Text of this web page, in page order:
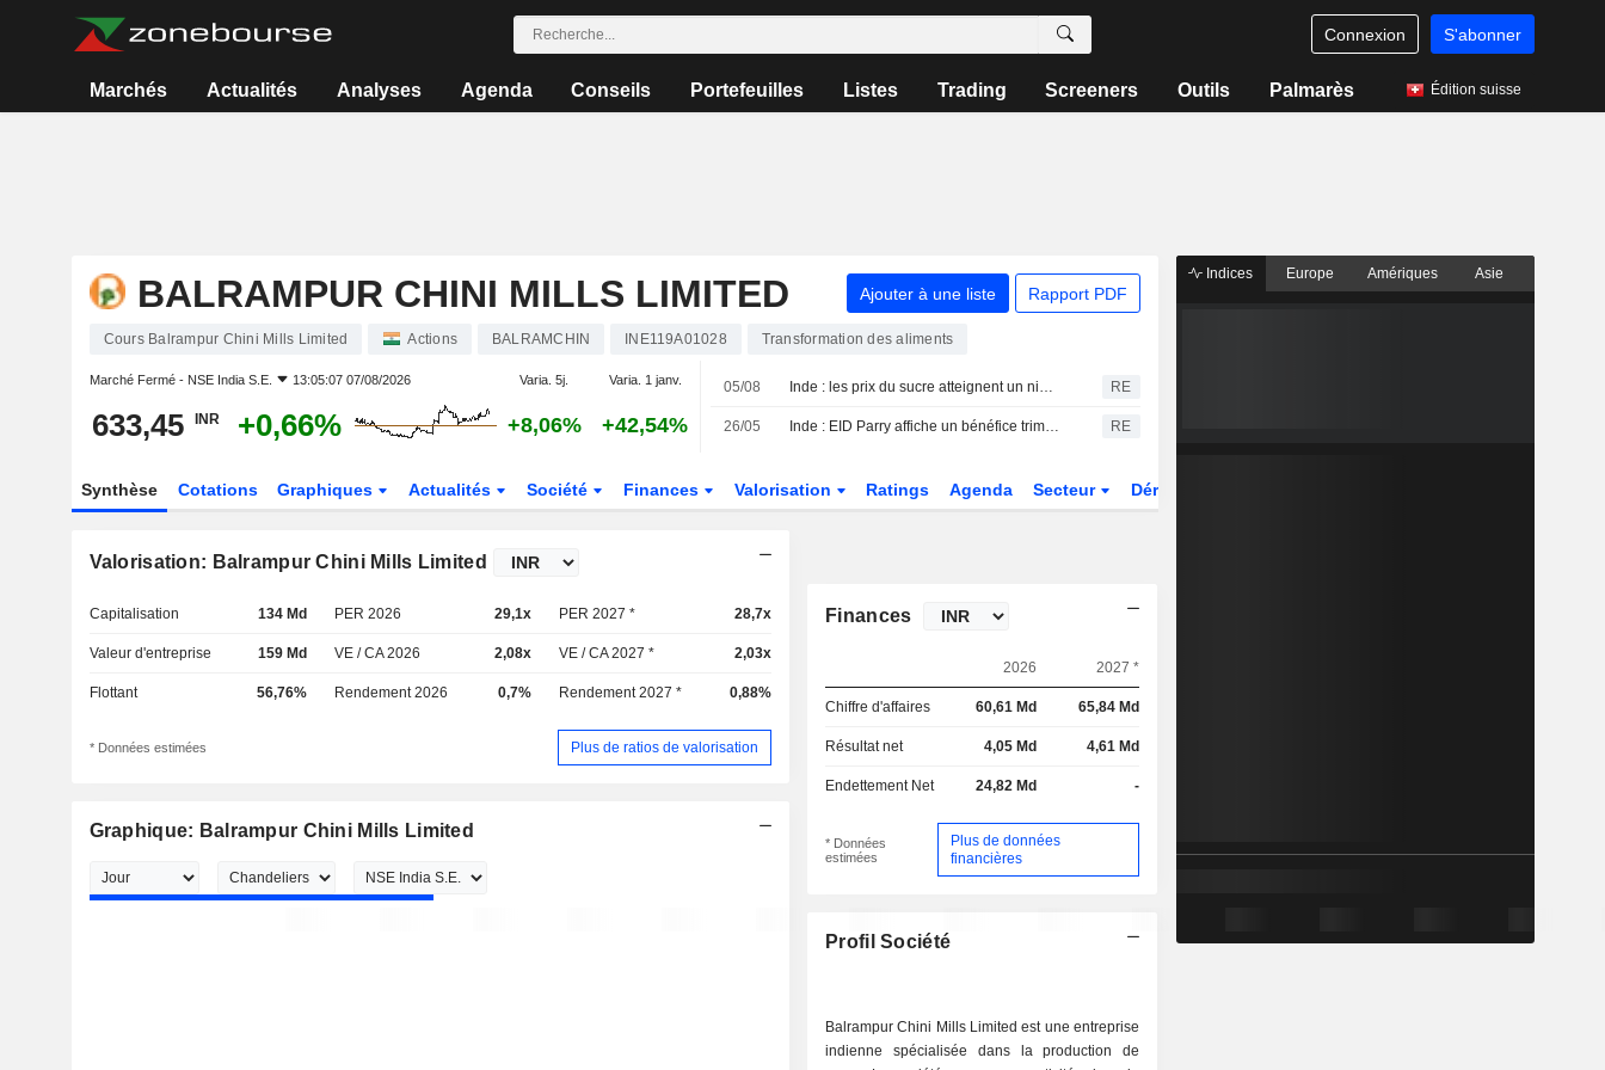
Connexion S'abonner
Marchés Actualités Analyses Agenda Conseils Portefeuilles Listes Trading Screeners Outils Palmarès Édition suisse
BALRAMPUR CHINI MILLS LIMITED Ajouter à une liste Rapport PDF
Cours Balrampur Chini Mills Limited Actions BALRAMCHIN INE119A01028 Transformation des aliments
Marché Fermé - NSE India S.E. 13:05:07 07/08/2026 Varia. 5j. Varia. 1 janv.
633,45 INR +0,66% +8,06% +42,54%
05/08 Inde : les prix du sucre atteignent un niveau record face à l'étroitesse de l'offre et à la demande saisonnière RE
26/05 Inde : EID Parry affiche un bénéfice trimestriel en hausse, porté par la performance du sucre RE
Synthèse Cotations Graphiques Actualités Société Finances Valorisation Ratings Agenda Secteur Dérivés
Valorisation: Balrampur Chini Mills Limited
Capitalisation 134 Md PER 2026 29,1x PER 2027 * 28,7x
Valeur d'entreprise 159 Md VE / CA 2026 2,08x VE / CA 2027 * 2,03x
Flottant 56,76% Rendement 2026 0,7% Rendement 2027 * 0,88%
* Données estimées Plus de ratios de valorisation
Graphique: Balrampur Chini Mills Limited
Finances
2026 2027 *
Chiffre d'affaires 60,61 Md 65,84 Md
Résultat net 4,05 Md 4,61 Md
Endettement Net 24,82 Md -
* Données
estimées
Plus de données
financières
Profil Société
Balrampur Chini Mills Limited est une entreprise
indienne spécialisée dans la production de
Indices Europe Amériques Asie